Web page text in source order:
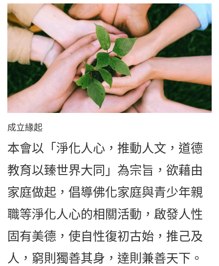
成立緣起
本會以「淨化人心，推動人文，道德
教育以臻世界大同」為宗旨，欲藉由
家庭做起，倡導佛化家庭與青少年親
職等淨化人心的相關活動，啟發人性
固有美德，使自性復初古始，推己及
人，窮則獨善其身，達則兼善天下。